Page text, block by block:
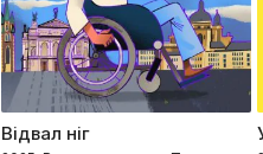
Відвал ніг